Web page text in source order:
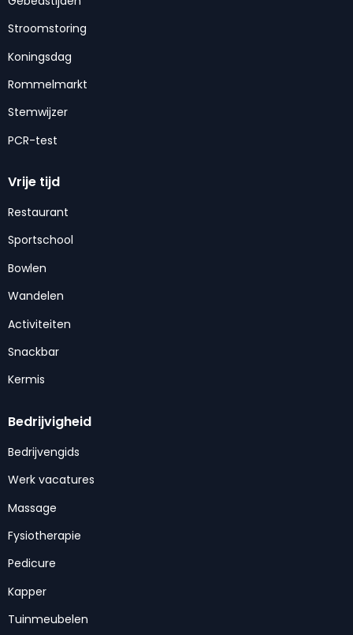
Stroomstoring
Koningsdag
Rommelmarkt
Stemwijzer
PCR-test
Vrije tijd
Restaurant
Sportschool
Bowlen
Wandelen
Activiteiten
Snackbar
Kermis
Bedrijvigheid
Bedrijvengids
Werk vacatures
Massage
Fysiotherapie
Pedicure
Kapper
Tuinmeubelen